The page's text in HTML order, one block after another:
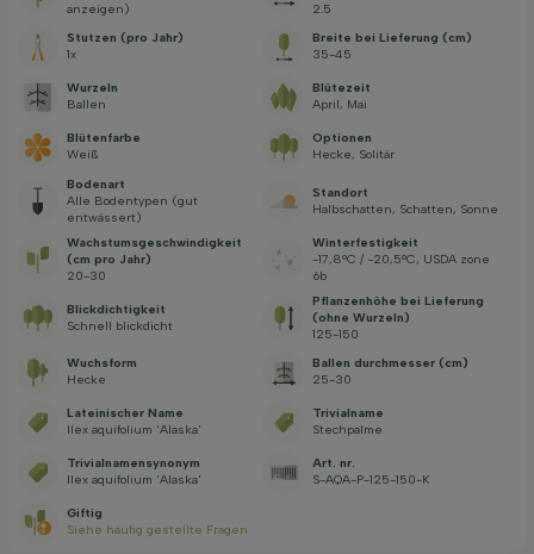
anzeigen)
2.5
Stutzen (pro Jahr)
1x
Breite bei Lieferung (cm)
35-45
Wurzeln
Ballen
Blütezeit
April, Mai
Blütenfarbe
Weiß
Optionen
Hecke, Solitär
Bodenart
Alle Bodentypen (gut
entwässert)
Standort
Halbschatten, Schatten, Sonne
Wachstums­geschwindig­keit
(cm pro Jahr)
20-30
Winterfestigkeit
-17,8°C / -20,5°C, USDA zone
6b
Blickdichtigkeit
Schnell blickdicht
Pflanzenhöhe bei Lieferung
(ohne Wurzeln)
125-150
Wuchsform
Hecke
Ballen durchmesser (cm)
25-30
Lateinischer Name
Ilex aquifolium 'Alaska'
Trivialname
Stechpalme
Trivialnamensynonym
Ilex aquifolium 'Alaska'
Art. nr.
S-AQA-P-125-150-K
Giftig
Siehe häufig gestellte Fragen